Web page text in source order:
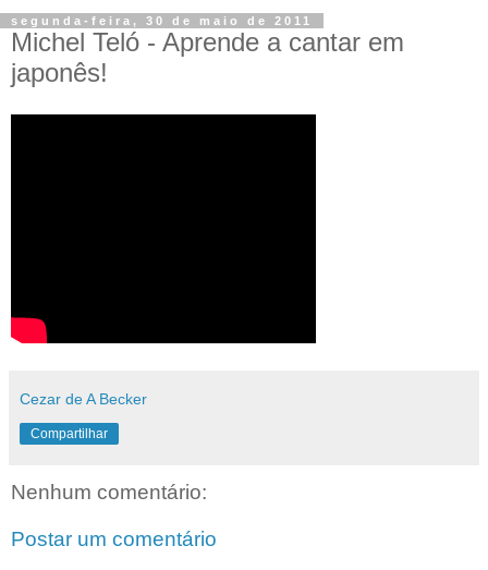
segunda-feira, 30 de maio de 2011
Michel Teló - Aprende a cantar em
japonês!
Cezar de A Becker
Compartilhar
Nenhum comentário:
Postar um comentário